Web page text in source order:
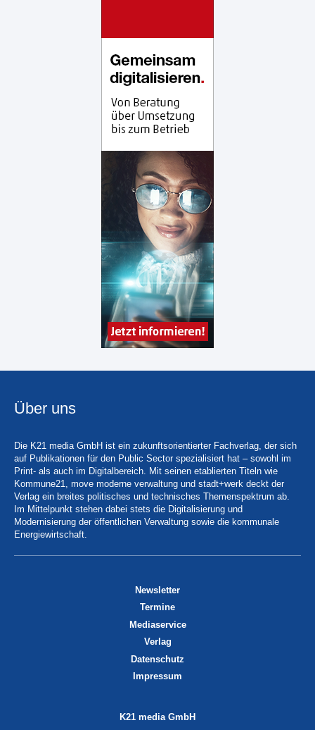
Über uns
Die K21 media GmbH ist ein zukunftsorientierter Fachverlag, der sich
auf Publikationen für den Public Sector spezialisiert hat – sowohl im
Print- als auch im Digitalbereich. Mit seinen etablierten Titeln wie
Kommune21, move moderne verwaltung und stadt+werk deckt der
Verlag ein breites politisches und technisches Themenspektrum ab.
Im Mittelpunkt stehen dabei stets die Digitalisierung und
Modernisierung der öffentlichen Verwaltung sowie die kommunale
Energiewirtschaft.
Newsletter
Termine
Mediaservice
Verlag
Datenschutz
Impressum
K21 media GmbH